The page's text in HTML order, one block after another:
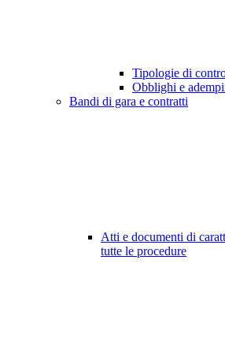
Tipologie di
Obblighi e
Bandi di gara e contratti
Atti e documenti di
tutte le procedure